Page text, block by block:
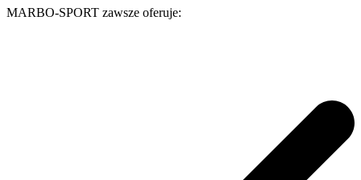
MARBO-SPORT zawsze oferuje: